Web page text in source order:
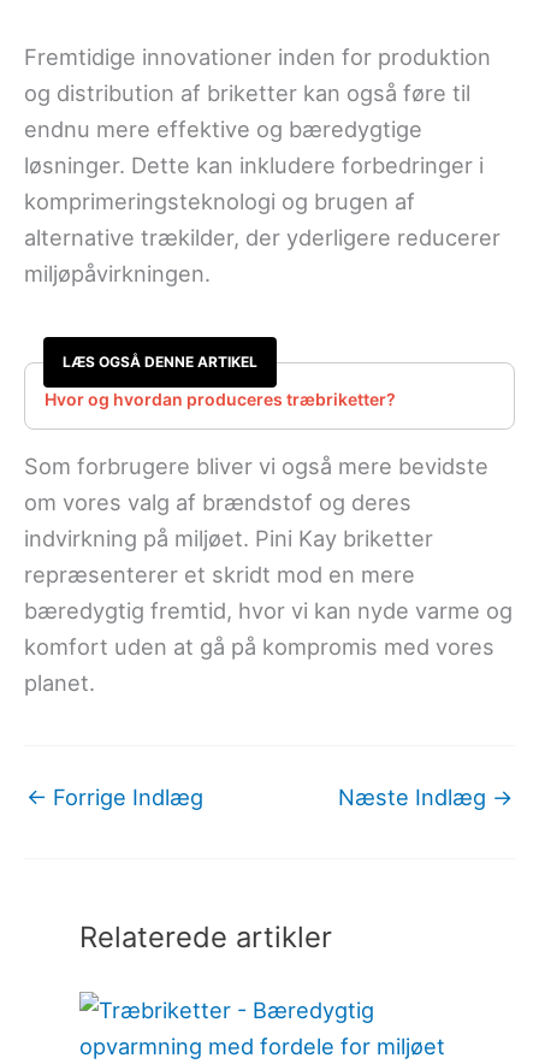
Fremtidige innovationer inden for produktion
og distribution af briketter kan også føre til
endnu mere effektive og bæredygtige
løsninger. Dette kan inkludere forbedringer i
komprimeringsteknologi og brugen af
alternative trækilder, der yderligere reducerer
miljøpåvirkningen.
LÆS OGSÅ DENNE ARTIKEL
Hvor og hvordan produceres træbriketter?
Som forbrugere bliver vi også mere bevidste
om vores valg af brændstof og deres
indvirkning på miljøet. Pini Kay briketter
repræsenterer et skridt mod en mere
bæredygtig fremtid, hvor vi kan nyde varme og
komfort uden at gå på kompromis med vores
planet.
← Forrige Indlæg Næste Indlæg →
Relaterede artikler